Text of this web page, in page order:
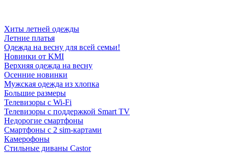
Хиты летней одежды
Летние платья
Одежда на весну для всей семьи!
Новинки от KMI
Верхняя одежда на весну
Осенние новинки
Мужская одежда из хлопка
Большие размеры
Телевизоры с Wi-Fi
Телевизоры с поддержкой Smart TV
Недорогие смартфоны
Смартфоны с 2 sim-картами
Камерофоны
Стильные диваны Castor